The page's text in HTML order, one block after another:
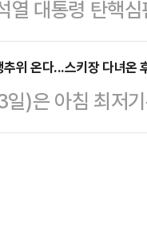
내외의 시청률
매한 인플루언
미디어 '더우인'
랍인으로 보이
유하고 영향력
다"고…
열 대통령 탄핵
양측 대진표가
측도 본격적으
조계에 따르면
리고 대표로 변
위 온다...스키장 다녀온
)은 아침 최저
상된다.기상청